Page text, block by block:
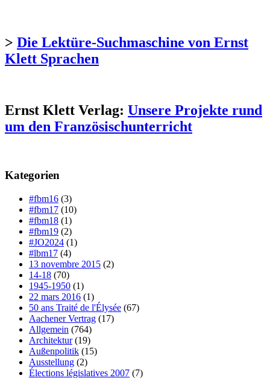
> Die Lektüre-Suchmaschine von Ernst
Klett Sprachen
Ernst Klett Verlag: Unsere Projekte rund
um den Französischunterricht
Kategorien
#fbm16 (3)
#fbm17 (10)
#fbm18 (1)
#fbm19 (2)
#JO2024 (1)
#lbm17 (4)
13 novembre 2015 (2)
14-18 (70)
1945-1950 (1)
22 mars 2016 (1)
50 ans Traité de l'Élysée (67)
Aachener Vertrag (17)
Allgemein (764)
Architektur(19)
Außenpolitik (15)
Ausstellung (2)
Élections législatives 2007 (7)